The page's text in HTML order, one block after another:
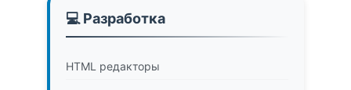
💻 Разработка
HTML редакторы